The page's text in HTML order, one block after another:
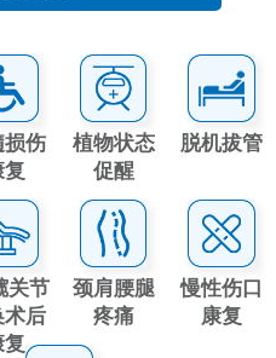
损伤
复
植物状态
促醒
脱机拔管
关节
术后
复
颈肩腰腿
疼痛
慢性伤口
康复